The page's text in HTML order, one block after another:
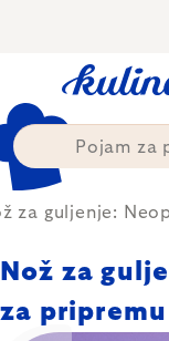
za guljenje:
Nož za
za